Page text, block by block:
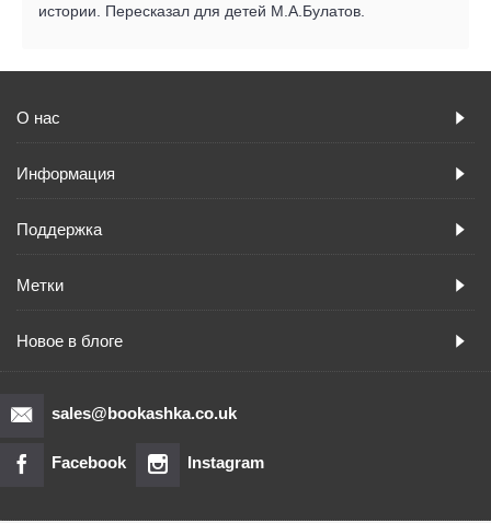
истории. Пересказал для детей М.А.Булатов.
О нас
Информация
Поддержка
Метки
Новое в блоге
sales@bookashka.co.uk
Facebook Instagram